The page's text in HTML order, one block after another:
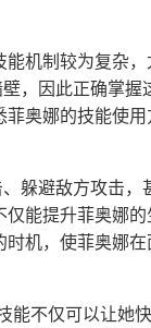
机制较为复杂
，因此正确掌握
奥娜的技能使
躲避敌方攻击，
能提升菲奥娜
机，使菲奥娜
能不仅可以让她